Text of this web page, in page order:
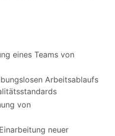
eines Teams von
Arbeitsablaufs
von
neuer